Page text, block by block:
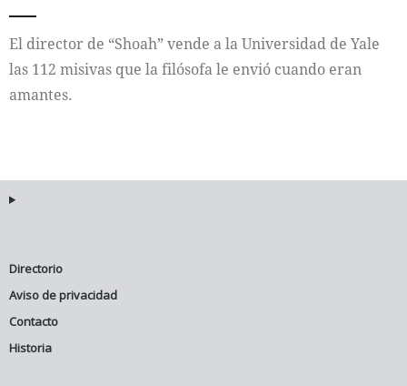
Cultura
El director de “Shoah” vende a la Universidad de Yale
las 112 misivas que la filósofa le envió cuando eran
amantes.
Directorio
Aviso de privacidad
Contacto
Historia